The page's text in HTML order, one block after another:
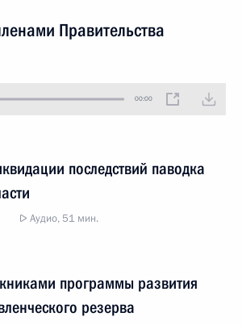
Правительства
00:00
последствий паводка
Аудио, 51 мин.
программы развития
резерва